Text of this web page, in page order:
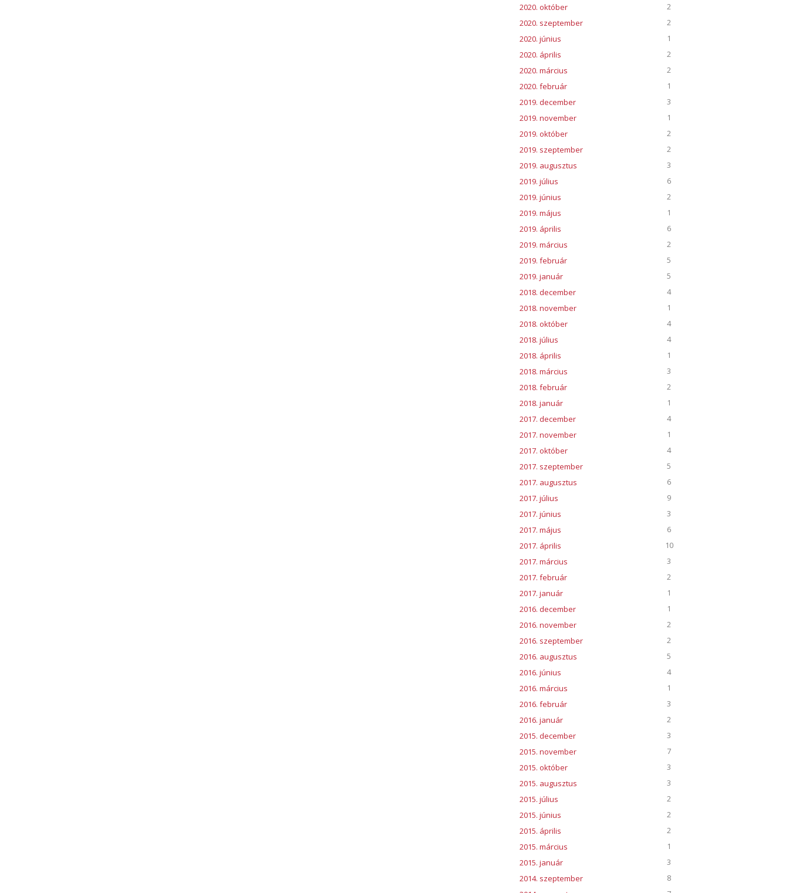
2020. október
2
2020. szeptember
2
2020. június
1
2020. április
2
2020. március
2
2020. február
1
2019. december
3
2019. november
1
2019. október
2
2019. szeptember
2
2019. augusztus
3
2019. július
6
2019. június
2
2019. május
1
2019. április
6
2019. március
2
2019. február
5
2019. január
5
2018. december
4
2018. november
1
2018. október
4
2018. július
4
2018. április
1
2018. március
3
2018. február
2
2018. január
1
2017. december
4
2017. november
1
2017. október
4
2017. szeptember
5
2017. augusztus
6
2017. július
9
2017. június
3
2017. május
6
2017. április
10
2017. március
3
2017. február
2
2017. január
1
2016. december
1
2016. november
2
2016. szeptember
2
2016. augusztus
5
2016. június
4
2016. március
1
2016. február
3
2016. január
2
2015. december
3
2015. november
7
2015. október
3
2015. augusztus
3
2015. július
2
2015. június
2
2015. április
2
2015. március
1
2015. január
3
2014. szeptember
8